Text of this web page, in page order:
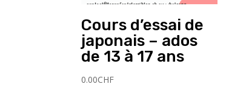
Cours d’essai de
japonais – ados
de 13 à 17 ans
0.00CHF